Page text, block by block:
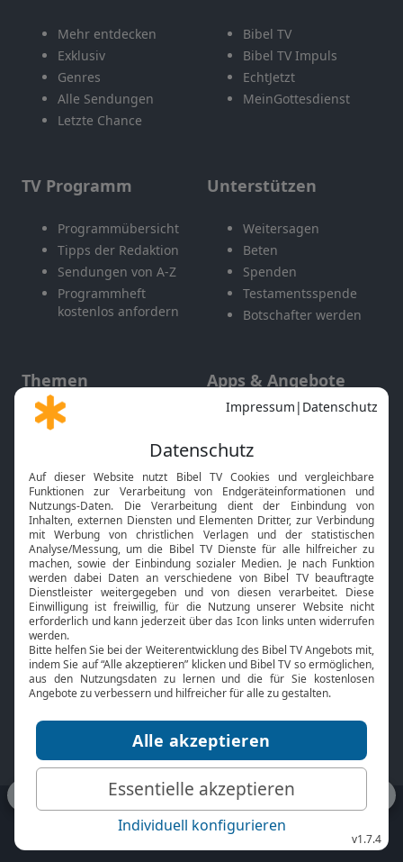
Mehr entdecken
Exklusiv
Genres
Alle Sendungen
Letzte Chance
Bibel TV
Bibel TV Impuls
EchtJetzt
MeinGottesdienst
TV Programm
Programmübersicht
Tipps der Redaktion
Sendungen von A-Z
Programmheft
kostenlos anfordern
Unterstützen
Weitersagen
Beten
Spenden
Testamentsspende
Botschafter werden
Themen
Gott und Bibel erklärt
Neuigkeiten
Apps & Angebote
Mobile App
Smart TV
HbbTV
Bibelthek Online-Bibel
Nächster Gottesdienst
Bibel TV
Über uns
Jobs
Mediadaten
Service
Kontakt
TV-Empfang
bibeltv.de: Impressum
Datenschutz
Nutzungsbedingungen
Fakten Bibel TV App